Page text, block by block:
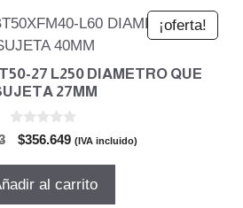
¡oferta!
27 L250 DIAMETRO QUE
27MM
El
original
$356.649El
actual
(IVA incluido)
al carrito